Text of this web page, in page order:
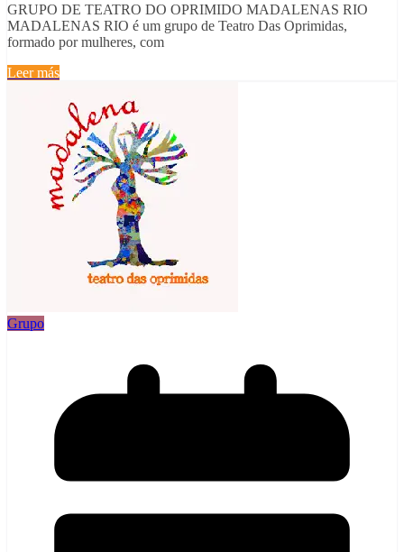
GRUPO DE TEATRO DO OPRIMIDO MADALENAS RIO
MADALENAS RIO é um grupo de Teatro Das Oprimidas,
formado por mulheres, com
Leer más
Grupo